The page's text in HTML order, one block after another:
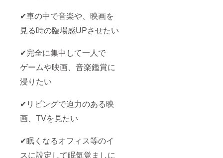
✔車の中で音楽や、映画を
見る時の臨場感UPさせたい
✔完全に集中して一人で
ゲームや映画、音楽鑑賞に
浸りたい
✔リビングで迫力のある映
画、TVを見たい
✔眠くなるオフィス等のイ
スに設定して眠気覚ましに